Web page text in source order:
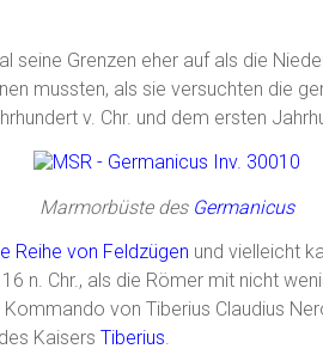
seine Grenzen eher auf als die
mussten, als sie versuchten die
v. Chr. und dem ersten
Marmorbüste des Germanicus
Reihe von Feldzügen und vielleicht
n. Chr., als die Römer mit nicht
von Tiberius Claudius
Kaisers Tiberius